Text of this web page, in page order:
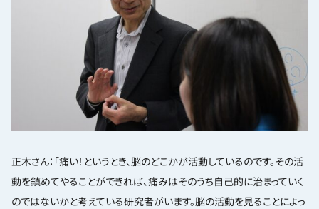
正木さん：「痛い！というとき、脳のどこかが活動しているのです。その活
動を鎮めてやることができれば、痛みはそのうち自己的に治まっていく
のではないかと考えている研究者がいます。脳の活動を見ることによっ